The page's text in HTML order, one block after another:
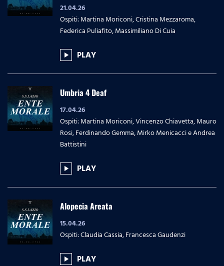
21.04.26
Ospiti: Martina Moriconi, Cristina Mezzaroma,
Federica Puliafito, Massimiliano Di Cuia
play_arrow PLAY
Umbria 4 Deaf
17.04.26
Ospiti: Martina Moriconi, Vincenzo Chiavetta, Mauro
Rosi, Ferdinando Gemma, Mirko Menicacci e Andrea
Battistini
play_arrow PLAY
Alopecia Areata
15.04.26
Ospiti: Claudia Cassia, Francesca Gaudenzi
play_arrow PLAY